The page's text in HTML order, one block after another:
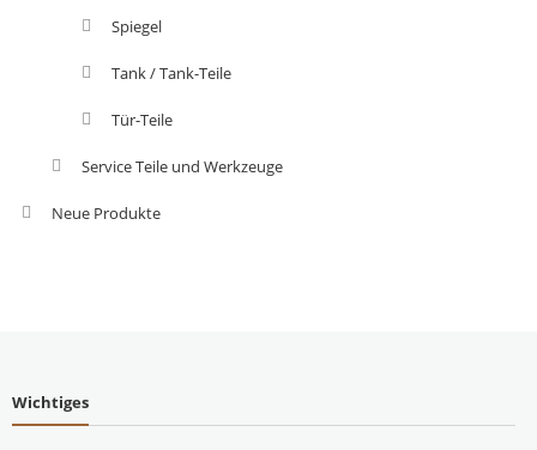
Spiegel
Tank / Tank-Teile
Tür-Teile
Service Teile und Werkzeuge
Neue Produkte
Wichtiges